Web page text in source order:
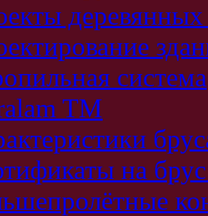
система
TM
на